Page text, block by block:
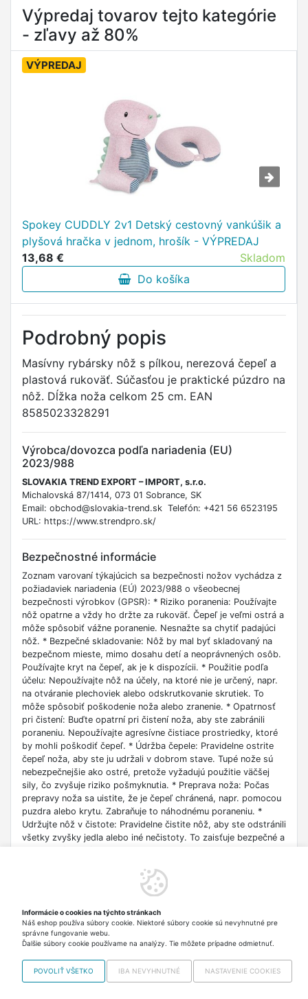
Výpredaj tovarov tejto kategórie
- zľavy až 80%
VÝPREDAJ
Spokey CUDDLY 2v1 Detský cestovný vankúšik a
plyšová hračka v jednom, hrošík - VÝPREDAJ
13,68 €
Skladom
Do košíka
Podrobný popis
Masívny rybársky nôž s pílkou, nerezová čepeľ a
plastová rukoväť. Súčasťou je praktické púzdro na
nôž. Dĺžka noža celkom 25 cm. EAN
8585023328291
Výrobca/dovozca podľa nariadenia (EU)
2023/988
SLOVAKIA TREND EXPORT – IMPORT, s.r.o.
Michalovská 87/1414, 073 01 Sobrance, SK
Email: obchod@slovakia-trend.sk Telefón: +421 56 6523195
URL: https://www.strendpro.sk/
Bezpečnostné informácie
Zoznam varovaní týkajúcich sa bezpečnosti nožov vychádza z
požiadaviek nariadenia (EÚ) 2023/988 o všeobecnej
bezpečnosti výrobkov (GPSR): * Riziko poranenia: Používajte
nôž opatrne a vždy ho držte za rukoväť. Čepeľ je veľmi ostrá a
môže spôsobiť vážne poranenie. Nesnažte sa chytiť padajúci
nôž. * Bezpečné skladovanie: Nôž by mal byť skladovaný na
bezpečnom mieste, mimo dosahu detí a neoprávnených osôb.
Používajte kryt na čepeľ, ak je k dispozícii. * Použitie podľa
účelu: Nepoužívajte nôž na účely, na ktoré nie je určený, napr.
na otváranie plechoviek alebo odskrutkovanie skrutiek. To
môže spôsobiť poškodenie noža alebo zranenie. * Opatrnosť
pri čistení: Buďte opatrní pri čistení noža, aby ste zabránili
poraneniu. Nepoužívajte agresívne čistiace prostriedky, ktoré
by mohli poškodiť čepeľ. * Údržba čepele: Pravidelne ostrite
čepeľ noža, aby ste ju udržali v dobrom stave. Tupé nože sú
nebezpečnejšie ako ostré, pretože vyžadujú použitie väčšej
sily, čo zvyšuje riziko pošmyknutia. * Preprava noža: Počas
prepravy noža sa uistite, že je čepeľ chránená, napr. pomocou
puzdra alebo krytu. Zabraňuje to náhodnému poraneniu. *
Udržujte nôž v čistote: Pravidelne čistite nôž, aby ste odstránili
všetky zvyšky jedla alebo iné nečistoty. To zaisťuje bezpečné a
zručnosti. To môže spôsobiť poškodenie noža alebo zranenie.
* Upozornenie pre deti: Nože sú určené iba pre dospelých.
Opotrebované alebo poškodené nože je potrebné likvidovať
bezpečným spôsobom, aby sa zabránilo náhodnému
poraneniu.
Copyright © 2012-2026 VISO TRADE s.r.o.,
Informácie o cookies na týchto stránkach
Náš eshop používa súbory cookie. Niektoré súbory cookie sú nevyhnutné pre
správne fungovanie webu.
Ďalšie súbory cookie používame na analýzy. Tie môžete prípadne odmietnuť.
POVOLIŤ VŠETKO IBA NEVYHNUTNÉ NASTAVENIE COOKIES